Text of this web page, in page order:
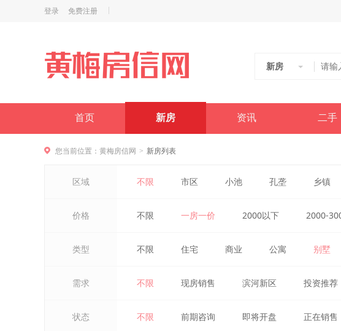
登录 免费注册
新房
首页 新房 资讯 二手
您当前位置： 黄梅房信网 > 新房列表
区域 不限 市区 小池 孔垄 乡镇
价格 不限 一房一价 2000以下 2000-
类型 不限 住宅 商业 公寓 别墅
需求 不限 现房销售 滨河新区 投资推荐
状态 不限 前期咨询 即将开盘 正在销售